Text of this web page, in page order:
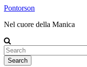
Pontorson
Nel cuore della Manica